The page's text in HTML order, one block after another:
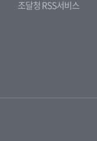
조달청 RSS서비스